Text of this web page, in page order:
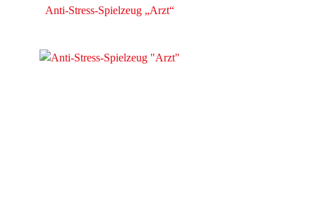
Anti-Stress-Spielzeug „Arzt“